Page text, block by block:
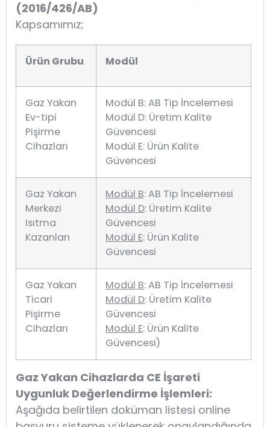
(2016/426/AB)
Kapsamımız;
Ürün Grubu Modül
Gaz Yakan
Ev-tipi
Pişirme
Cihazları
Modül B: AB Tip İncelemesi
Modül D: Üretim Kalite
Güvencesi
Modül E: Ürün Kalite
Güvencesi
Gaz Yakan
Merkezi
Isıtma
Kazanları
Modül B: AB Tip İncelemesi
Modül D: Üretim Kalite
Güvencesi
Modül E: Ürün Kalite
Güvencesi
Gaz Yakan
Ticari
Pişirme
Cihazları
Modül B: AB Tip İncelemesi
Modül D: Üretim Kalite
Güvencesi
Modül E: Ürün Kalite
Güvencesi)
Gaz Yakan Cihazlarda CE İşareti
Uygunluk Değerlendirme İşlemleri:
Aşağıda belirtilen doküman listesi online